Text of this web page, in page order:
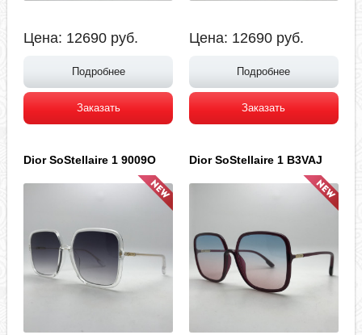
Цена: 12690 руб.
Подробнее
Заказать
Цена: 12690 руб.
Подробнее
Заказать
Dior SoStellaire 1 9009O Dior SoStellaire 1 B3VAJ